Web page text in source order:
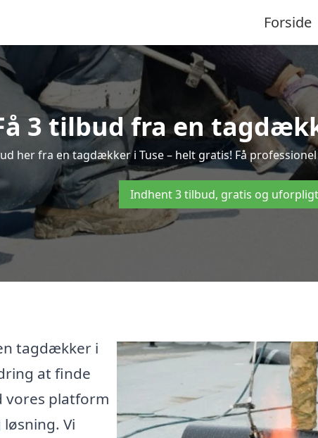
Forside
3 tilbud fra en
her fra en tagdækker i Tuse – helt gratis! Få
Indhent 3 tilbud, gratis og
tagdækker i
at finde
vores platform
Vi